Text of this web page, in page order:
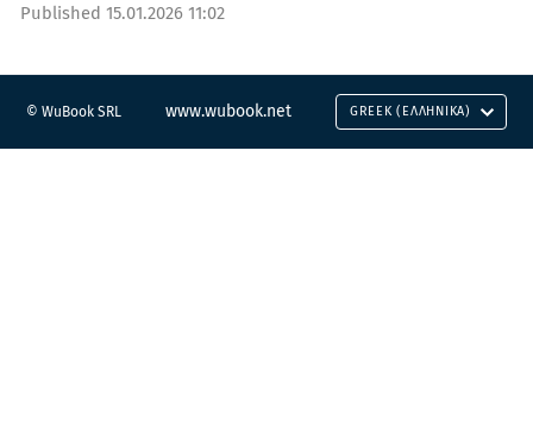
Published 15.01.2026 11:02
© WuBook SRL www.wubook.net GREEK (ΕΛΛΗΝΙΚΆ)